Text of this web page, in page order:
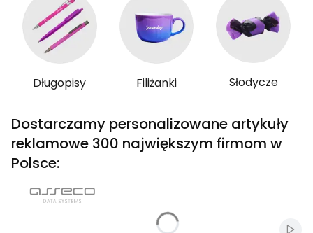
Długopisy Filiżanki Słodycze
Dostarczamy personalizowane artykuły
reklamowe 300 największym firmom w
Polsce: